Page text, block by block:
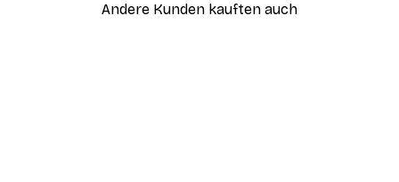
Andere Kunden kauften auch